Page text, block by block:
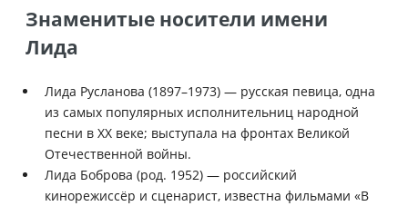
Знаменитые носители имени
Лида
Лида Русланова (1897–1973) — русская певица, одна
из самых популярных исполнительниц народной
песни в XX веке; выступала на фронтах Великой
Отечественной войны.
Лида Боброва (род. 1952) — российский
кинорежиссёр и сценарист, известна фильмами «В